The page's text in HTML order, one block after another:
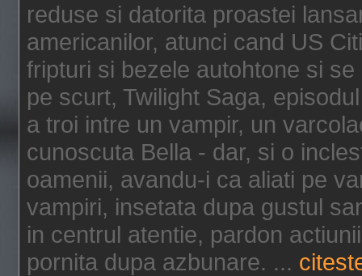
reduse si datorita proastei
americanilor, atunci cand US
fripturi si bezele autohtone si
pe scurt, Twilight Saga,
a troi intre un vampir, un
cunoscuta Bella - dar, si o
oamenii, avandu-i ca aliati pe
vampiri, insetata dupa gustul
in centrul atentie, pardon
pornita dupa azbunare. ...